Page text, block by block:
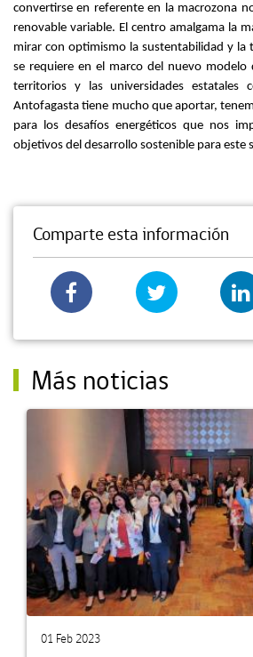
convertirse en referente en la macrozona
renovable variable. El centro amalgama la
mirar con optimismo la sustentabilidad y la
se requiere en el marco del nuevo modelo
territorios y las universidades estatales
Antofagasta tiene mucho que aportar,
para los desafíos energéticos que nos
objetivos del desarrollo sostenible para este
Comparte esta información
Más noticias
01 Feb 2023